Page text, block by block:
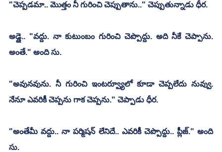
"చెప్పడమా.. మొత్తం నీ గురించి చెప్పుతాను.." చెప్పుతున్నాడు ధీర.
అడ్డై.. "వద్దు. నా కుటుంబం గురించి చెప్పొద్దు. అది నీకే చెప్పాను.
అంతే." అంది సు.
"అవునవును. నీ గురించి ఇంటర్వ్యూలో కూడా చెప్పలేదు నువ్వు.
నేనూ ఎవరికీ చెప్పను గాక చెప్పను." చెప్పాడు ధీర.
"అంతేమీ వద్దు.. నా పర్మిషన్ లేనిదే.. ఎవరికీ చెప్పొద్దు.. ప్లీజ్." అంది
సు.